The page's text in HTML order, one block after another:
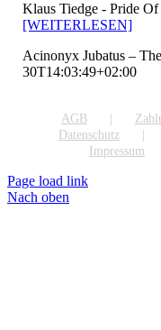
Klaus Tiedge - Pride
[WEITERLESEN]
Acinonyx Jubatus –
30T14:03:49+02:00
AGB
Datenschutz
Impressum
Page load link
Nach oben